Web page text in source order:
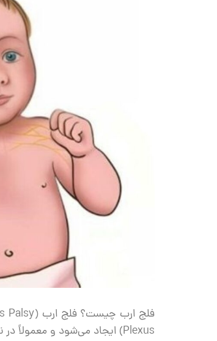
Plexus) ایجاد می‌شود و معمولاً در نوزادان هنگام تولد یا در اثر ضربه‌های شدید به بازو رخ می‌دهد.